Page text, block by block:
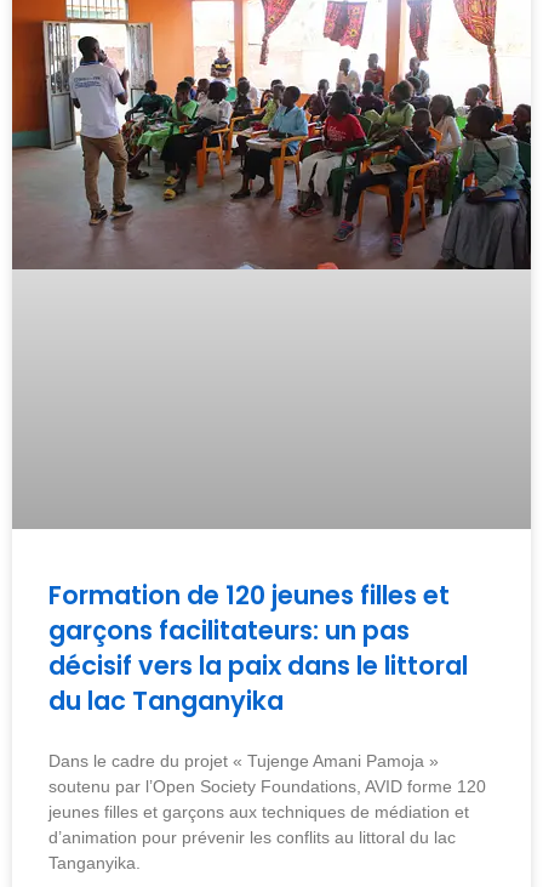
Formation de 120 jeunes filles et
garçons facilitateurs: un pas
décisif vers la paix dans le littoral
du lac Tanganyika
Dans le cadre du projet « Tujenge Amani Pamoja »
soutenu par l’Open Society Foundations, AVID forme 120
jeunes filles et garçons aux techniques de médiation et
d’animation pour prévenir les conflits au littoral du lac
Tanganyika.